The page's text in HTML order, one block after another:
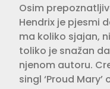
Osim
Hendrix je pjesmi
ma koliko sjajan,
toliko je snažan
njenom autoru.
singl ‘Proud